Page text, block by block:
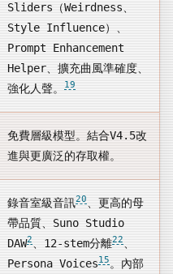
Sliders（Weirdness、
Style Influence）、
Prompt Enhancement
Helper、擴充曲風準確度、
強化人聲。19
免費層級模型。結合V4.5改
進與更廣泛的存取權。
錄音室級音訊20、更高的母
帶品質、Suno Studio
DAW2、12-stem分離22、
Persona Voices15。內部